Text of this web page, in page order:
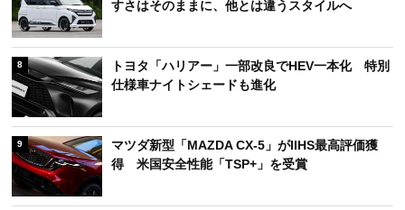
すさはそのままに、他とは違うスタイルへ
8
トヨタ「ハリアー」一部改良でHEV一本化 特別
仕様車ナイトシェードも進化
9
マツダ新型「MAZDA CX-5」がIIHS最高評価獲
得 米国安全性能「TSP+」を受賞